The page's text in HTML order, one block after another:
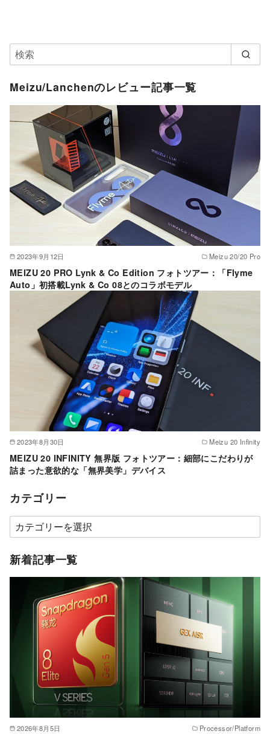
Meizu/Lanchenのレビュー記事一覧
2023年9月12日 Meizu 20/20 Pro
MEIZU 20 PRO Lynk & Co Edition フォトツアー：「Flyme
Auto」初搭載Lynk & Co 08とのコラボモデル
2023年8月30日 Meizu 20 Infinity
MEIZU 20 INFINITY 無界版 フォトツアー：細部にこだわりが
詰まった意欲的な「無界美学」デバイス
カテゴリー
カ
テ
ゴ
新着記事一覧
2026年8月5日 Processor/Platform